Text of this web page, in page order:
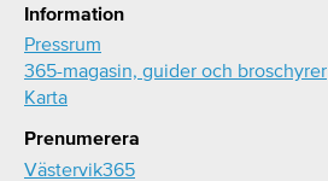
Information
Pressrum
365-magasin, guider och broschyrer
Karta
Prenumerera
Västervik365